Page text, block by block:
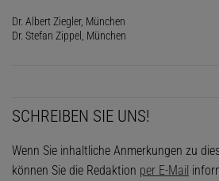
Dr. Albert Ziegler, München
Dr. Stefan Zippel, München
SCHREIBEN SIE UNS!
Wenn Sie inhaltliche Anmerkungen zu
können Sie die Redaktion per E-Mail